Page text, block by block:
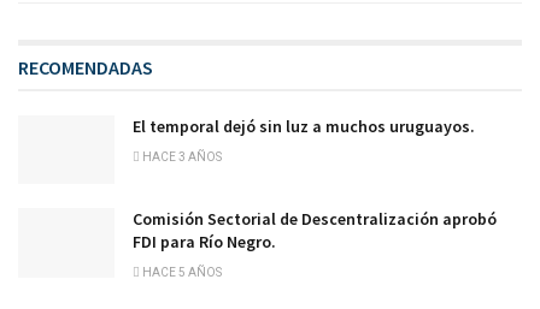
RECOMENDADAS
El temporal dejó sin luz a muchos uruguayos.
HACE 3 AÑOS
Comisión Sectorial de Descentralización aprobó
FDI para Río Negro.
HACE 5 AÑOS